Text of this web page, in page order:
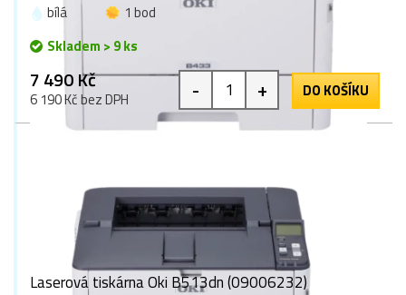
bílá
1 bod
Skladem > 9 ks
7 490 Kč
6 190 Kč bez DPH - + DO KOŠÍKU
Laserová tiskárna Oki B513dn (09006232)